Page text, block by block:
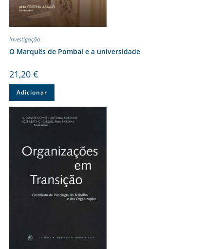
Investigação
O Marquês de Pombal e a universidade
21,20 €
Adicionar